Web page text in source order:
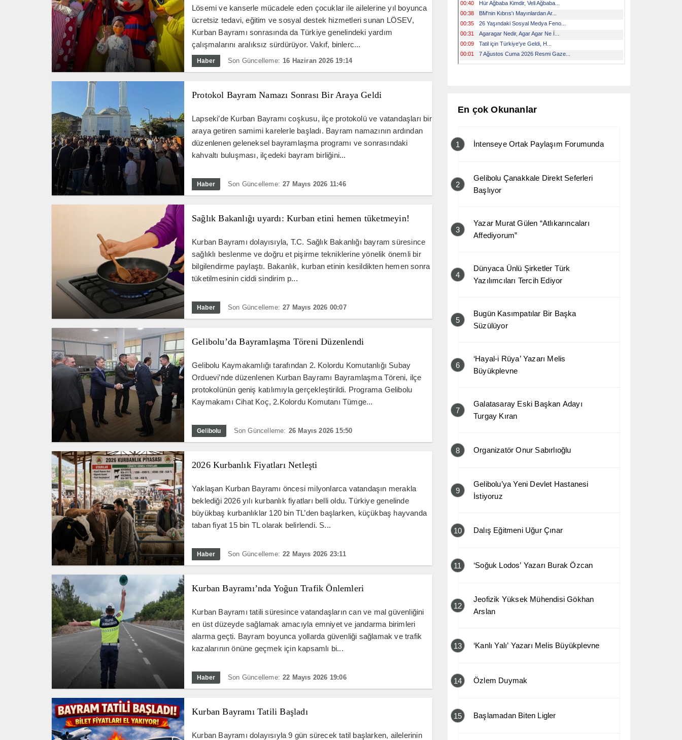
Lösemi ve kanserle mücadele eden çocuklar ile ailelerine yıl boyunca
ücretsiz tedavi, eğitim ve sosyal destek hizmetleri sunan LÖSEV,
Kurban Bayramı sonrasında da Türkiye genelindeki yardım
çalışmalarını aralıksız sürdürüyor. Vakıf, binlerc...
Haber Son Güncelleme: 16 Haziran 2026 19:14
Protokol Bayram Namazı Sonrası Bir Araya Geldi
Lapseki’de Kurban Bayramı coşkusu, ilçe protokolü ve vatandaşları bir
araya getiren samimi karelerle başladı. Bayram namazının ardından
düzenlenen geleneksel bayramlaşma programı ve sonrasındaki
kahvaltı buluşması, ilçedeki bayram birliğini...
Haber Son Güncelleme: 27 Mayıs 2026 11:46
Sağlık Bakanlığı uyardı: Kurban etini hemen tüketmeyin!
Kurban Bayramı dolayısıyla, T.C. Sağlık Bakanlığı bayram süresince
sağlıklı beslenme ve doğru et pişirme tekniklerine yönelik önemli bir
bilgilendirme paylaştı. Bakanlık, kurban etinin kesildikten hemen sonra
tüketilmesinin ciddi sindirim p...
Haber Son Güncelleme: 27 Mayıs 2026 00:07
Gelibolu’da Bayramlaşma Töreni Düzenlendi
Gelibolu Kaymakamlığı tarafından 2. Kolordu Komutanlığı Subay
Orduevi’nde düzenlenen Kurban Bayramı Bayramlaşma Töreni, ilçe
protokolünün geniş katılımıyla gerçekleştirildi. Programa Gelibolu
Kaymakamı Cihat Koç, 2.Kolordu Komutanı Tümge...
Gelibolu Son Güncelleme: 26 Mayıs 2026 15:50
2026 Kurbanlık Fiyatları Netleşti
Yaklaşan Kurban Bayramı öncesi milyonlarca vatandaşın merakla
beklediği 2026 yılı kurbanlık fiyatları belli oldu. Türkiye genelinde
büyükbaş kurbanlıklar 120 bin TL’den başlarken, küçükbaş hayvanda
taban fiyat 15 bin TL olarak belirlendi. S...
Haber Son Güncelleme: 22 Mayıs 2026 23:11
Kurban Bayramı’nda Yoğun Trafik Önlemleri
Kurban Bayramı tatili süresince vatandaşların can ve mal güvenliğini
en üst düzeyde sağlamak amacıyla emniyet ve jandarma birimleri
alarma geçti. Bayram boyunca yollarda güvenliği sağlamak ve trafik
kazalarının önüne geçmek için kapsamlı bi...
Haber Son Güncelleme: 22 Mayıs 2026 19:06
Kurban Bayramı Tatili Başladı
Kurban Bayramı dolayısıyla 9 gün sürecek tatil başlarken, ailelerinin
En çok Okunanlar
1 İntenseye Ortak Paylaşım Forumunda
2
Gelibolu Çanakkale Direkt Seferleri
Başlıyor
3
Yazar Murat Gülen “Atlıkarıncaları
Affediyorum”
4
Dünyaca Ünlü Şirketler Türk
Yazılımcıları Tercih Ediyor
5
Bugün Kasımpatılar Bir Başka
Süzülüyor
6
‘Hayal-i Rüya’ Yazarı Melis
Büyükplevne
7
Galatasaray Eski Başkan Adayı
Turgay Kıran
8 Organizatör Onur Sabırlıoğlu
9
Gelibolu’ya Yeni Devlet Hastanesi
İstiyoruz
10 Dalış Eğitmeni Uğur Çınar
11 ‘Soğuk Lodos’ Yazarı Burak Özcan
12
Jeofizik Yüksek Mühendisi Gökhan
Arslan
13 ‘Kanlı Yalı’ Yazarı Melis Büyükplevne
14 Özlem Duymak
15 Başlamadan Biten Ligler